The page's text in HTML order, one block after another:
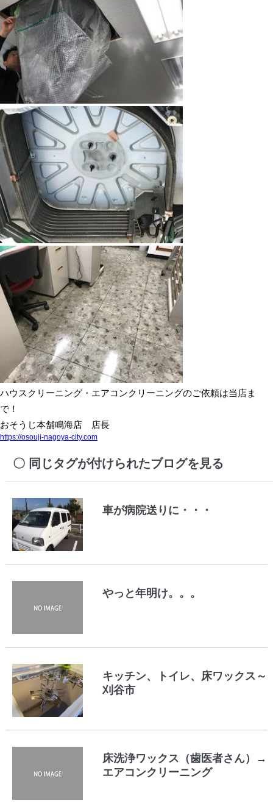
ハウスクリーニング・エアコンクリーニングのご依頼は当店ま
で！
おそうじ本舗鳴海店 店長
https://osouji-nagoya-city.com
同じタグが付けられたブログを見る
車が病院送りに・・・
やっと年明け。。。
キッチン、トイレ、床ワックス～
刈谷市
床洗浄ワックス（歯医者さん）→
エアコンクリーニング